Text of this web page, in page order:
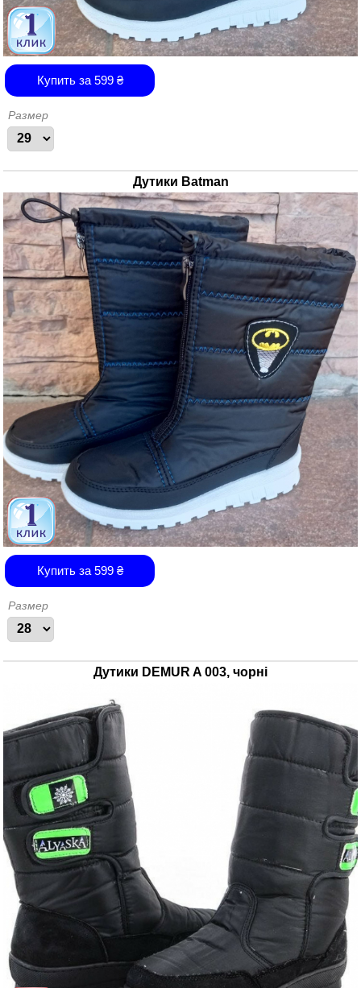
Купить за 599₴
Размер
Дутики Batman
Купить за 599₴
Размер
Дутики DEMUR A 003, чорні